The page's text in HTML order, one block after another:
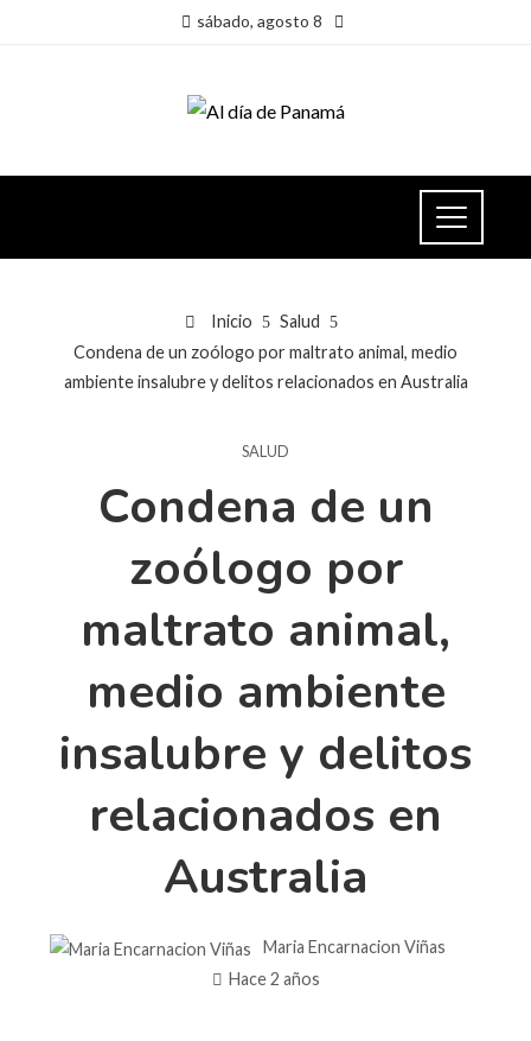
sábado, agosto 8
Inicio
Salud
Condena de un zoólogo por maltrato animal, medio
ambiente insalubre y delitos relacionados en Australia
SALUD
Condena de un
zoólogo por
maltrato animal,
medio ambiente
insalubre y delitos
relacionados en
Australia
Maria Encarnacion Viñas
Hace 2 años